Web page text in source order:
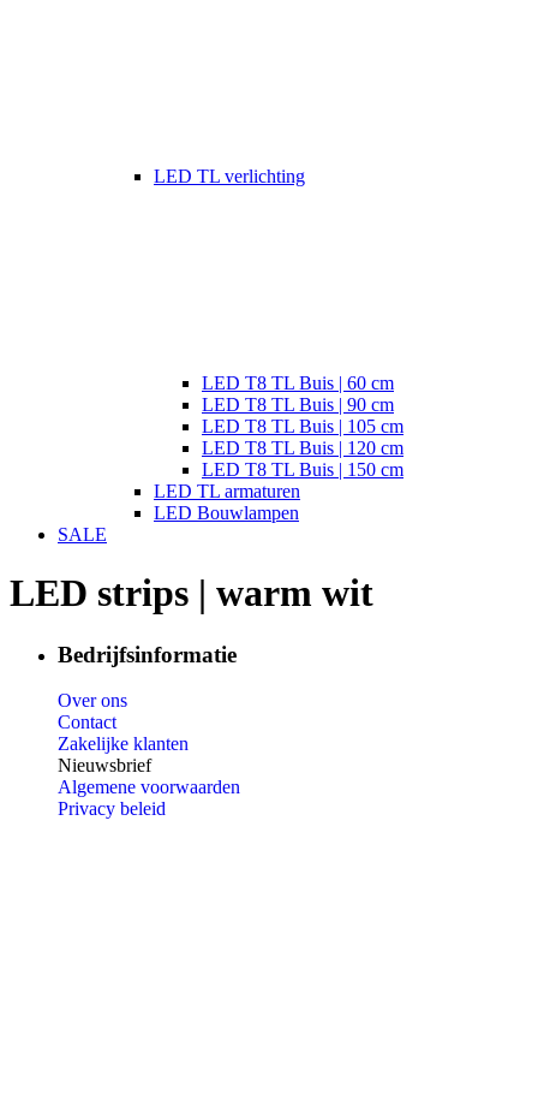
LED TL verlichting
LED T8 TL Buis | 60 cm
LED T8 TL Buis | 90 cm
LED T8 TL Buis | 105 cm
LED T8 TL Buis | 120 cm
LED T8 TL Buis | 150 cm
LED TL armaturen
LED Bouwlampen
SALE
LED strips | warm wit
Bedrijfsinformatie
Over ons
Contact
Zakelijke klanten
Nieuwsbrief
Algemene voorwaarden
Privacy beleid